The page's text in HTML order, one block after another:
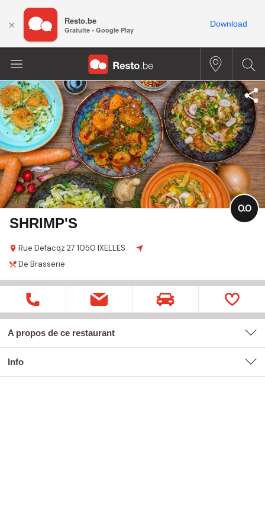
SHRIMP'S
Rue Defacqz 27 1050 IXELLES
0.0
De Brasserie
A propos de ce restaurant
Info
× Resto.be
Gratuite - Google Play
Download